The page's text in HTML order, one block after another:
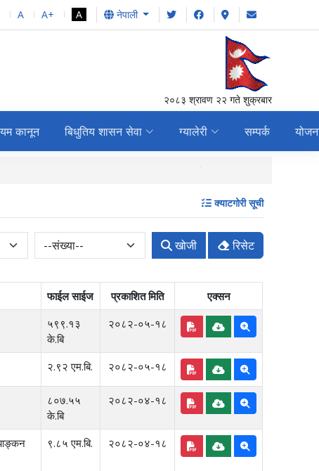
A A+ A नेपाली
२०८३ श्रावण २२ गते शुक्रबार
कानून बिधुतिय शासन सेवा ग्यालेरी सम्पर्क
क्याटगोरी सूची
खोजी रिसेट
फाईल साईज प्रकाशित मिति
एक्सन
५९९.१३
के.बि
२०८२-०५-१८
२.९२ एम.बि. २०८२-०५-१८
८०७.५५
के.बि
२०८२-०४-१८
९.८५ एम.बि. २०८२-०४-१८